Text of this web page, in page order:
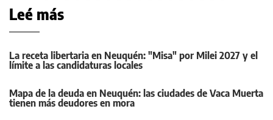
Leé más
La receta libertaria en Neuquén: "Misa" por Milei 2027 y el
límite a las candidaturas locales
Mapa de la deuda en Neuquén: las ciudades de Vaca Muerta
tienen más deudores en mora